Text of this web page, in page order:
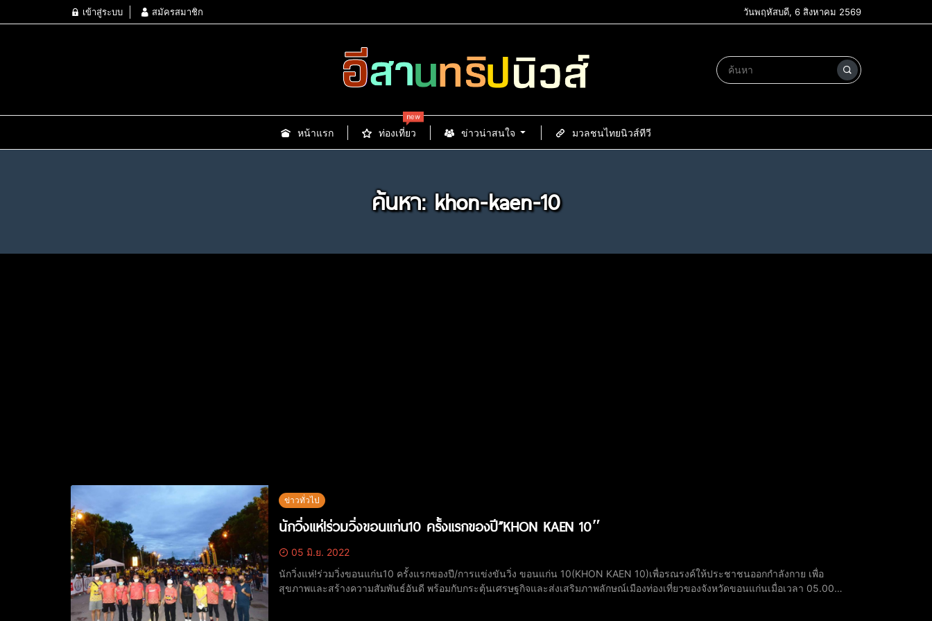
เข้าสู่ระบบ สมัครสมาชิก วันพฤหัสบดี, 6 สิงหาคม 2569
หน้าแรก ท่องเที่ยว
new
ข่าวน่าสนใจ มวลชนไทยนิวส์ทีวี
ค้นหา: khon-kaen-10
ข่าวทั่วไป
นักวิ่งแห่!ร่วมวิ่งขอนแก่น10 ครั้งแรกของปี”KHON KAEN 10″
05 มิ.ย. 2022
นักวิ่งแห่!ร่วมวิ่งขอนแก่น10 ครั้งแรกของปี/การแข่งขันวิ่ง ขอนแก่น 10(KHON KAEN 10)เพื่อรณรงค์ให้ประชาชนออกกำลังกาย เพื่อ
สุขภาพและสร้างความสัมพันธ์อันดี พร้อมกับกระตุ้นเศรษฐกิจและส่งเสริมภาพลักษณ์เมืองท่องเที่ยวของจังหวัดขอนแก่นเมื่อเวลา 05.00